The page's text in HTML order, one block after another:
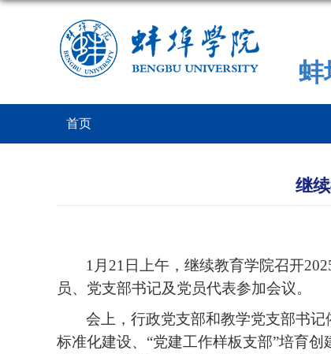
蚌
首页
继
1 月21日上午，继续教育学院召开
员、党支部书记及党员代表参加会议。
会上，行政党支部和教学党支部书
标准化建设、“党建工作样板支部”培育